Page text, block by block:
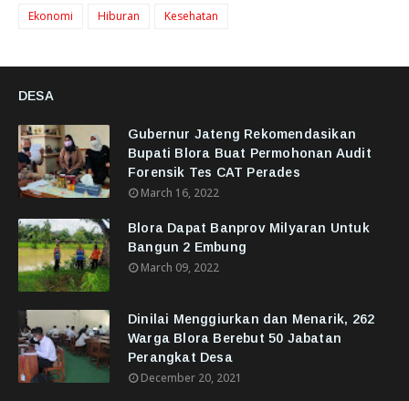
Ekonomi Hiburan Kesehatan
DESA
Gubernur Jateng Rekomendasikan
Bupati Blora Buat Permohonan Audit
Forensik Tes CAT Perades
March 16, 2022
Blora Dapat Banprov Milyaran Untuk
Bangun 2 Embung
March 09, 2022
Dinilai Menggiurkan dan Menarik, 262
Warga Blora Berebut 50 Jabatan
Perangkat Desa
December 20, 2021